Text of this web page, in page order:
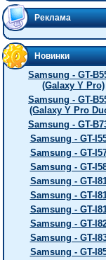
Реклама
Новинки
Samsung - GT-
(Galaxy Y Pro)
Samsung - GT-
(Galaxy Y Pro
Samsung - GT-
Samsung - GT-
Samsung - GT-
Samsung - GT-
Samsung - GT-
Samsung - GT-
Samsung - GT-
Samsung - GT-
Samsung - GT-
Samsung - GT-